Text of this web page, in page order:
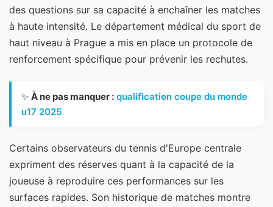
des questions sur sa capacité à enchaîner les matches
à haute intensité. Le département médical du sport de
haut niveau à Prague a mis en place un protocole de
renforcement spécifique pour prévenir les rechutes.
✨ À ne pas manquer : qualification coupe du monde
u17 2025
Certains observateurs du tennis d'Europe centrale
expriment des réserves quant à la capacité de la
joueuse à reproduire ces performances sur les
surfaces rapides. Son historique de matches montre